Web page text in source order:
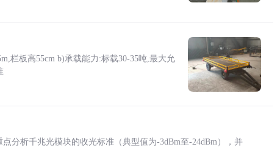
栏板高55cm b)承载能力:标载30-35吨,最大允
分析千兆光模块的收光标准（典型值为-3dBm至-24dBm），并